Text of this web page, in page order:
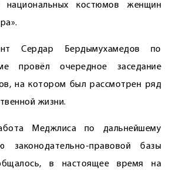
национальных костюмов женщин
Сердар Бердымухамедов по
провёл очередное заседание
на котором был рассмотрен ряд
жизни.
Меджлиса по дальнейшему
законодательно-правовой базы
в настоящее время на